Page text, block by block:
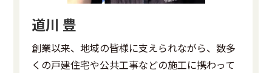
道川 豊
創業以来、地域の皆様に支えられながら、数多
くの戸建住宅や公共工事などの施工に携わって